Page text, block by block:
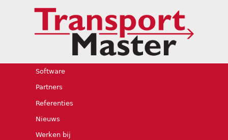
Software
Partners
Referenties
Nieuws
Werken bij